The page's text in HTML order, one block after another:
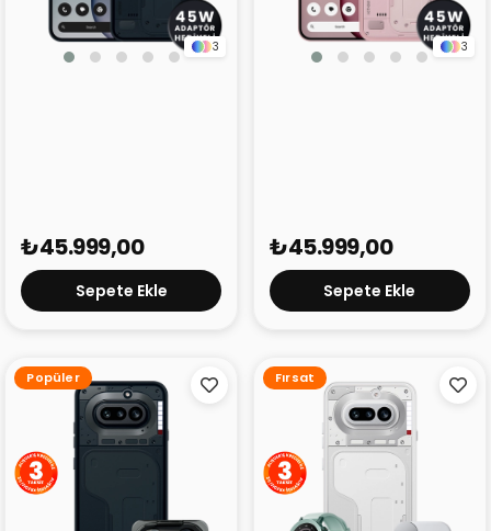
3
₺45.999,00
Sepete Ekle
3
₺45.999,00
Sepete Ekle
Popüler Fırsat